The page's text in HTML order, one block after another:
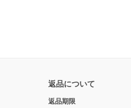
返品について
返品期限